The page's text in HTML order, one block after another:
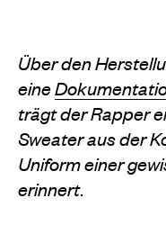
Über den
eine
trägt der Rapper
Sweater aus der
Uniform einer
erinnert.